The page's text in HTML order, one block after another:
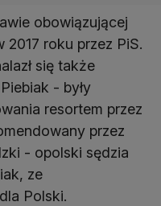
obowiązującej
roku przez PiS.
się także
- były
resortem przez
przez
- opolski sędzia
ze
Polski.